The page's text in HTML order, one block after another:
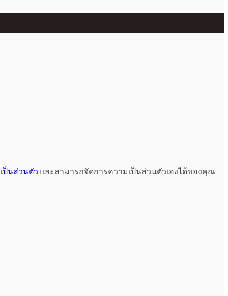
ป็นส่วนตัว และสามารถจัดการความเป็นส่วนตัวเองได้ของคุณ